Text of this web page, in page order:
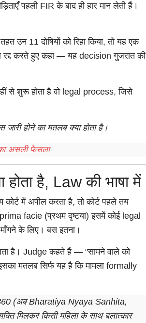
पहली FIR के बाद ही हार मान लेती हैं।
11 दोषियों को रिहा किया, तो यह एक
रद्द करते हुए कहा — यह decision गुजरात की
से शुरू होता है वो legal process, जिसे
होने का मतलब क्या होता है।
का असली फैसला
है, Law की भाषा में
में अपील करता है, तो कोर्ट पहले तय
facie (प्रथम दृष्टया) इसमें कोई legal
के लिए। बस इतना।
है। Judge कहते हैं — "सामने वाले को
मतलब सिर्फ यह है कि मामला formally
(अब Bharatiya Nyaya Sanhita,
मिलकर किसी महिला के साथ बलात्कार